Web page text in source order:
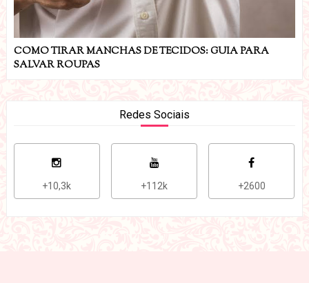
COMO TIRAR MANCHAS DE TECIDOS: GUIA PARA
SALVAR ROUPAS
Redes Sociais
+10,3k +112k +2600